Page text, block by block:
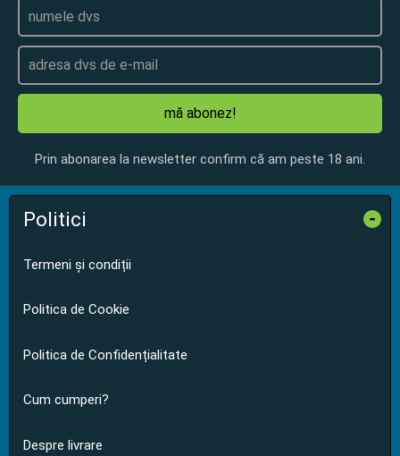
mă abonez!
Prin abonarea la newsletter confirm că am peste 18 ani.
Politici -
Termeni și condiții
Politica de Cookie
Politica de Confidențialitate
Cum cumperi?
Despre livrare